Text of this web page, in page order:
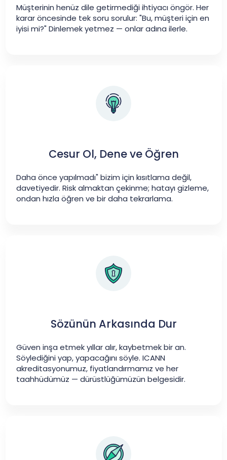
Müşterinin henüz dile getirmediği ihtiyacı öngör. Her
karar öncesinde tek soru sorulur: "Bu, müşteri için en
iyisi mi?" Dinlemek yetmez — onlar adına ilerle.
Cesur Ol, Dene ve Öğren
Daha önce yapılmadı" bizim için kısıtlama değil,
davetiyedir. Risk almaktan çekinme; hatayı gizleme,
ondan hızla öğren ve bir daha tekrarlama.
Sözünün Arkasında Dur
Güven inşa etmek yıllar alır, kaybetmek bir an.
Söylediğini yap, yapacağını söyle. ICANN
akreditasyonumuz, fiyatlandırmamız ve her
taahhüdümüz — dürüstlüğümüzün belgesidir.